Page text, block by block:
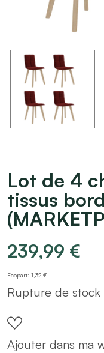
Lot de 4
tissus
239,99 €
Ecopart: 1,32 €
Rupture de stock
Ajouter dans ma